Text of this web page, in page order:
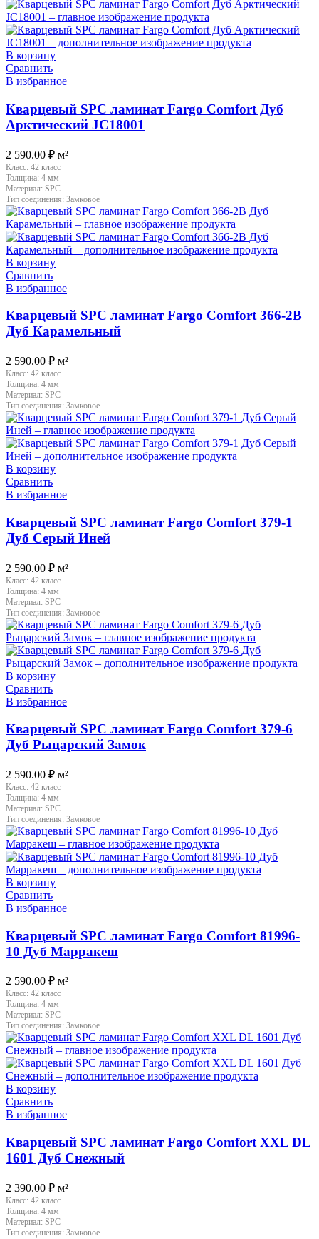
В корзину
Сравнить
В избранное
Кварцевый SPC ламинат Fargo Comfort Дуб
Арктический JC18001
2 590.00 ₽ м²
Класс: 42 класс
Толщина: 4 мм
Материал: SPC
Тип соединения: Замковое
В корзину
Сравнить
В избранное
Кварцевый SPC ламинат Fargo Comfort 366-2B
Дуб Карамельный
2 590.00 ₽ м²
Класс: 42 класс
Толщина: 4 мм
Материал: SPC
Тип соединения: Замковое
В корзину
Сравнить
В избранное
Кварцевый SPC ламинат Fargo Comfort 379-1
Дуб Серый Иней
2 590.00 ₽ м²
Класс: 42 класс
Толщина: 4 мм
Материал: SPC
Тип соединения: Замковое
В корзину
Сравнить
В избранное
Кварцевый SPC ламинат Fargo Comfort 379-6
Дуб Рыцарский Замок
2 590.00 ₽ м²
Класс: 42 класс
Толщина: 4 мм
Материал: SPC
Тип соединения: Замковое
В корзину
Сравнить
В избранное
Кварцевый SPC ламинат Fargo Comfort 81996-
10 Дуб Марракеш
2 590.00 ₽ м²
Класс: 42 класс
Толщина: 4 мм
Материал: SPC
Тип соединения: Замковое
В корзину
Сравнить
В избранное
Кварцевый SPC ламинат Fargo Comfort XXL DL
1601 Дуб Снежный
2 390.00 ₽ м²
Класс: 42 класс
Толщина: 4 мм
Материал: SPC
Тип соединения: Замковое